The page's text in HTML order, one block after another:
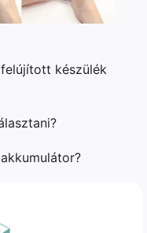
készülék